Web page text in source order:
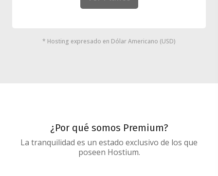
* Hosting expresado en Dólar Americano (USD)
¿Por qué somos Premium?
La tranquilidad es un estado exclusivo de los que
poseen Hostium.